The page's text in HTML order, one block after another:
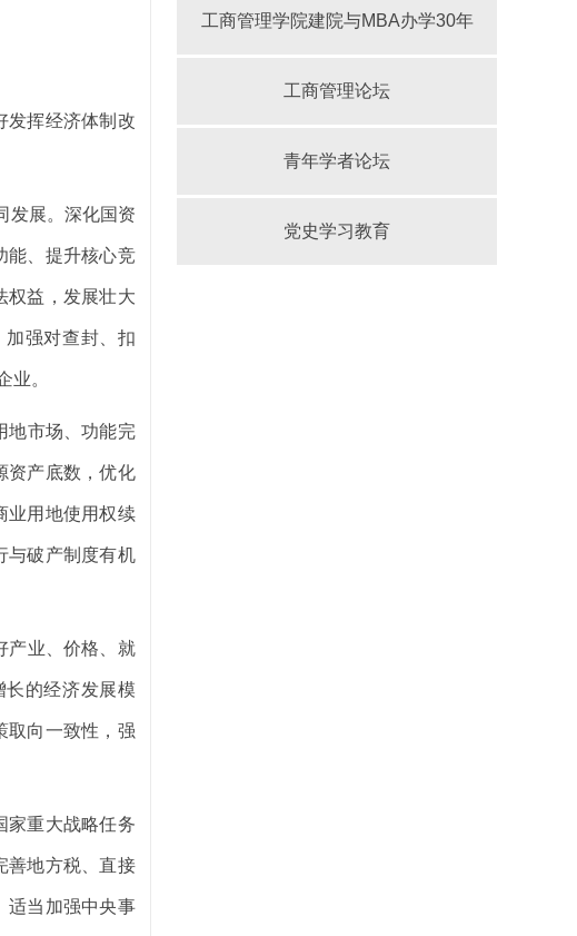
挥经济体制改
发展。深化国资
能、提升核心竞
权益，发展壮大
加强对查封、扣
业。
市场、功能完
资产底数，优化
业用地使用权续
与破产制度有机
业、价格、就
的经济发展模
取向一致性，强
重大战略任务
善地方税、直接
适当加强中央事
工商管理学院建院与MBA办学30年
工商管理论坛
青年学者论坛
党史学习教育